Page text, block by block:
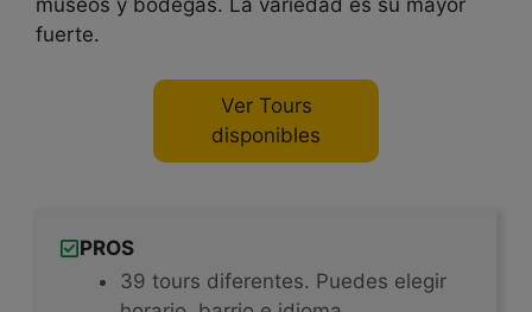
fuerte.
Ver Tours
disponibles
PROS
39 tours diferentes. Puedes elegir